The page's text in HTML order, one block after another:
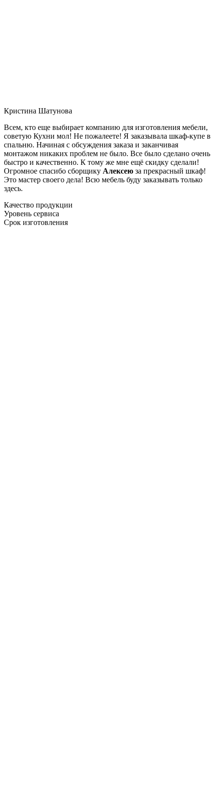
Кристина Шатунова
Всем, кто еще выбирает компанию для изготовления мебели,
советую Кухни мол! Не пожалеете! Я заказывала шкаф-купе в
спальню. Начиная с обсуждения заказа и заканчивая
монтажом никаких проблем не было. Все было сделано очень
быстро и качественно. К тому же мне ещё скидку сделали!
Огромное спасибо сборщику Алексею за прекрасный шкаф!
Это мастер своего дела! Всю мебель буду заказывать только
здесь.
Качество продукции
Уровень сервиса
Срок изготовления